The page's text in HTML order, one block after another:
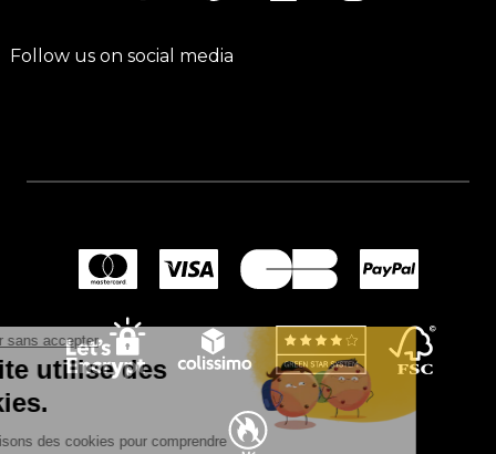
Continuer sans accepter
Ce site utilise des
cookies.
Nous utilisons des cookies pour comprendre
Follow us on social media